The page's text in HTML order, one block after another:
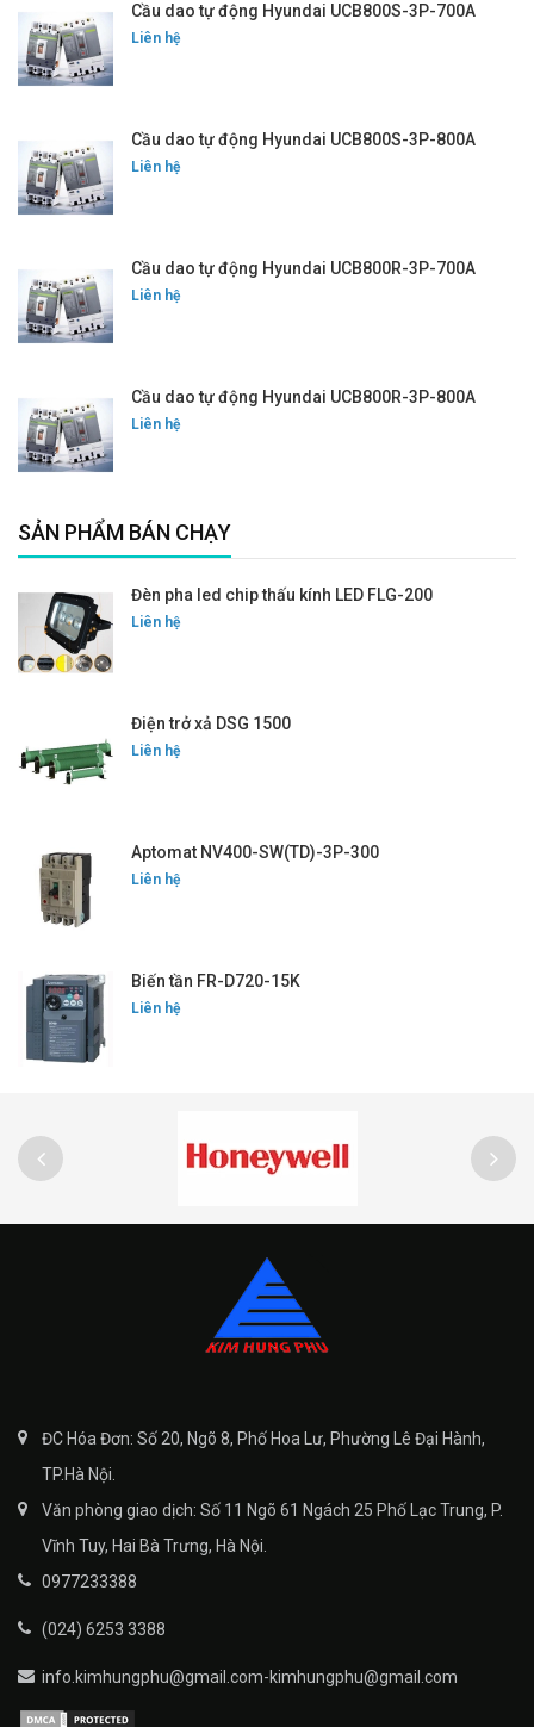
Cầu dao tự động Hyundai UCB800S-3P-700A
Liên hệ
Cầu dao tự động Hyundai UCB800S-3P-800A
Liên hệ
Cầu dao tự động Hyundai UCB800R-3P-700A
Liên hệ
Cầu dao tự động Hyundai UCB800R-3P-800A
Liên hệ
SẢN PHẨM BÁN CHẠY
Đèn pha led chip thấu kính LED FLG-200
Liên hệ
Điện trở xả DSG 1500
Liên hệ
Aptomat NV400-SW(TD)-3P-300
Liên hệ
Biến tần FR-D720-15K
Liên hệ
ĐC Hóa Đơn: Số 20, Ngõ 8, Phố Hoa Lư, Phường Lê Đại Hành,
TP.Hà Nội.
Văn phòng giao dịch: Số 11 Ngõ 61 Ngách 25 Phố Lạc Trung, P.
Vĩnh Tuy, Hai Bà Trưng, Hà Nội.
0977233388
(024) 6253 3388
info.kimhungphu@gmail.com-kimhungphu@gmail.com